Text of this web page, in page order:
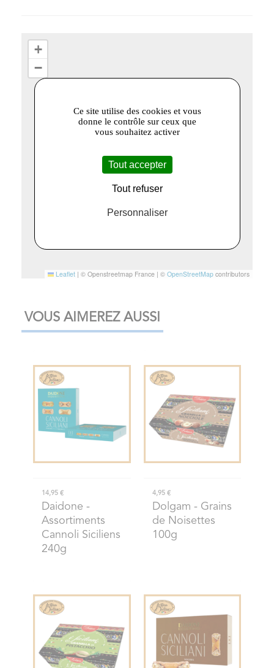
+
−
Leaflet | © Openstreetmap France | © OpenStreetMap contributors
VOUS AIMEREZ AUSSI
14,95 €
Daidone -
Assortiments
Cannoli Siciliens
240g
4,95 €
Dolgam - Grains
de Noisettes
100g
Ce site utilise des cookies et vous
donne le contrôle sur ceux que
vous souhaitez activer
Tout accepter
Tout refuser
Personnaliser